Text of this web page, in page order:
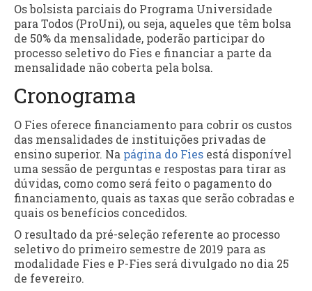
Os bolsista parciais do Programa Universidade
para Todos (ProUni), ou seja, aqueles que têm bolsa
de 50% da mensalidade, poderão participar do
processo seletivo do Fies e financiar a parte da
mensalidade não coberta pela bolsa.
Cronograma
O Fies oferece financiamento para cobrir os custos
das mensalidades de instituições privadas de
ensino superior. Na página do Fies está disponível
uma sessão de perguntas e respostas para tirar as
dúvidas, como como será feito o pagamento do
financiamento, quais as taxas que serão cobradas e
quais os benefícios concedidos.
O resultado da pré-seleção referente ao processo
seletivo do primeiro semestre de 2019 para as
modalidade Fies e P-Fies será divulgado no dia 25
de fevereiro.